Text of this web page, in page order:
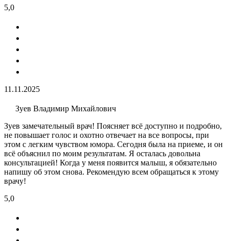
5,0
11.11.2025
Зуев Владимир Михайлович
Зуев замечательный врач! Поясняет всё доступно и подробно,
не повышает голос и охотно отвечает на все вопросы, при
этом с легким чувством юмора. Сегодня была на приеме, и он
всё объяснил по моим результатам. Я осталась довольна
консультацией! Когда у меня появится малыш, я обязательно
напишу об этом снова. Рекомендую всем обращаться к этому
врачу!
5,0